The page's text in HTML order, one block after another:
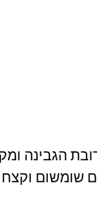
הגבינה
ואופים בתכנית